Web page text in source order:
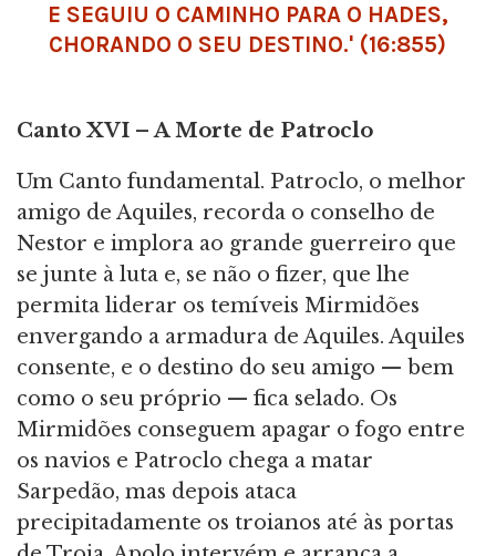
E SEGUIU O CAMINHO PARA O HADES,
CHORANDO O SEU DESTINO.' (16:855)
Canto XVI – A Morte de Patroclo
Um Canto fundamental. Patroclo, o melhor
amigo de Aquiles, recorda o conselho de
Nestor e implora ao grande guerreiro que
se junte à luta e, se não o fizer, que lhe
permita liderar os temíveis Mirmidões
envergando a armadura de Aquiles. Aquiles
consente, e o destino do seu amigo — bem
como o seu próprio — fica selado. Os
Mirmidões conseguem apagar o fogo entre
os navios e Patroclo chega a matar
Sarpedão, mas depois ataca
precipitadamente os troianos até às portas